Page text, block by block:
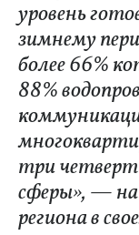
уровень
зимнему
более 66%
88%
три
сферы», —
региона в